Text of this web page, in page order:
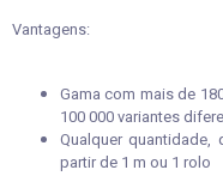
Vantagens:
Gama com mais de
100 000 variantes
Qualquer
partir de 1 m ou 1 rolo